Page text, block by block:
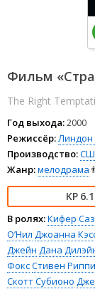
Фильм
The Right
Год выхода:2000
Режиссёр:Линдон
Производство:
Жанр:мелодрама
6.1
В ролях:Кифер
О’Нил Джоанна
Джейн Дана
ФоксСтивен Риппи
Скотт Субионо